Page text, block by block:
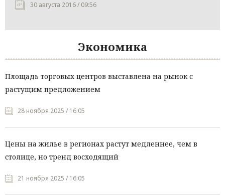
30 августа 2016 / 09:56
Экономика
Площадь торговых центров выставлена на рынок с
растущим предложением
28 ноября 2025 / 16:05
Цены на жилье в регионах растут медленнее, чем в
столице, но тренд восходящий
21 ноября 2025 / 16:05